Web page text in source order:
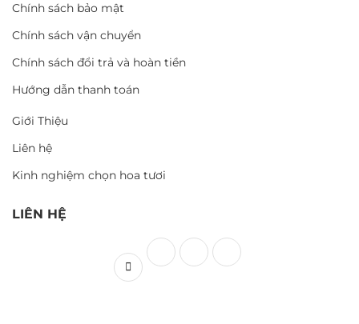
Chính sách bảo mật
Chính sách vận chuyển
Chính sách đổi trả và hoàn tiền
Hướng dẫn thanh toán
Giới Thiệu
Liên hệ
Kinh nghiệm chọn hoa tươi
LIÊN HỆ